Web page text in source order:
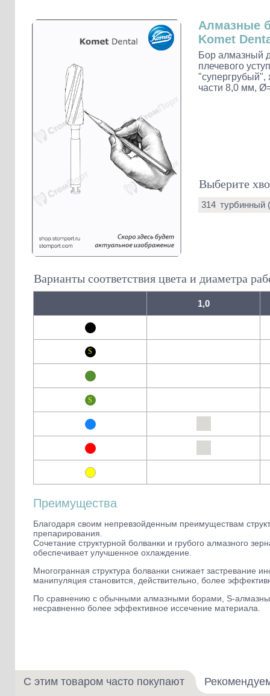
Наконечники и переходники KaVo
Алмазные
Komet
Бор алмазный
плечевого
"супергрубый",
части 8,0 мм,
Выберите
314 турбинный
Варианты соответствия цвета и диаметра
1,0
Преимущества
Благодаря своим непревзойденным преимуществам
препарирования.
Сочетание структурной болванки и грубого алмазного
обеспечивает улучшенное охлаждение.
Многогранная структура болванки снижает застревание
манипуляция становится, действительно, более
По сравнению с обычными алмазными борами, S-
несравненно более эффективное иссечение материала.
С этим товаром часто покупают